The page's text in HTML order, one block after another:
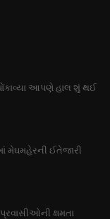
આપણે હાલ શું થઈ
મેઘમહેરની ઈતેજારી
ક્ષમતા